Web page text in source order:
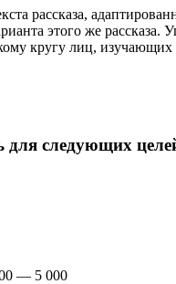
рассказа,
этого же
кругу лиц, изучающих
для следующих
— 5 000